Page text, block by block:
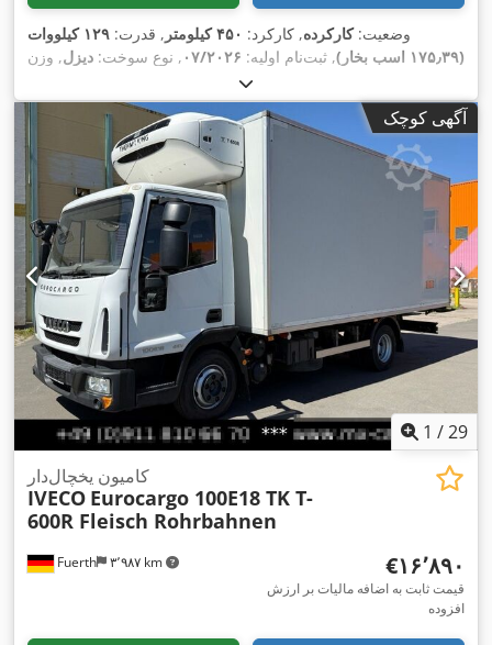
وضعیت:کارکرده, کارکرد: ۴۵۰ کیلومتر , قدرت:
۱۲۹ کیلووات
(۱۷۵٫۳۹ اسب بخار)
, ثبت‌نام اولیه: ۰۷/۲۰۲۶ , نوع سوخت: دیزل, وزن
سفید
انتشار:یورو ۶ , تعداد صندلی‌ها:۳, طول فضای بارگیری:۴٬۱۰۰
میلی‌متر
, عرض فضای بارگیری:۲٬۰۵۰ میلی‌متر
۲٬۰۰۰ میلی‌متر , تجهیزات:
اِی‌بی‌اِس‎, بالابر عقب, بخاری
پارکینگ, برنامه پایداری الکترونیکی (ESP), تهویه مطبوع, فیلتر دوده,
قفل مرکزی,
آگهی کوچک
1 /29
Fuerth ۳٬۹۸۷ km
کامیون یخچال‌دار
IVECO Eurocargo 100E18 TK T-
600R Fleisch Rohrbahnen
‎€۱۶٬۸۹۰
قیمت ثابت به اضافه مالیات بر ارزش
افزوده